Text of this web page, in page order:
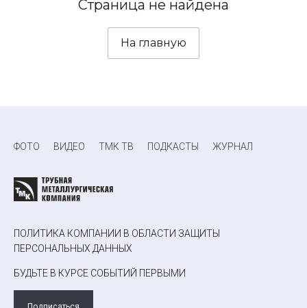
Страница не найдена
На главную
ФОТО ВИДЕО ТМК ТВ ПОДКАСТЫ ЖУРНАЛ
ПОЛИТИКА КОМПАНИИ В ОБЛАСТИ ЗАЩИТЫ
ПЕРСОНАЛЬНЫХ ДАННЫХ
БУДЬТЕ В КУРСЕ СОБЫТИЙ ПЕРВЫМИ